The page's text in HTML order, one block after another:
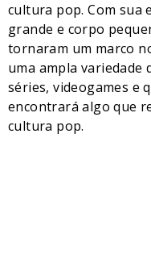
cultura pop. Com sua
grande e corpo
tornaram um marco
uma ampla variedade
séries, videogames e
encontrará algo que
cultura pop.